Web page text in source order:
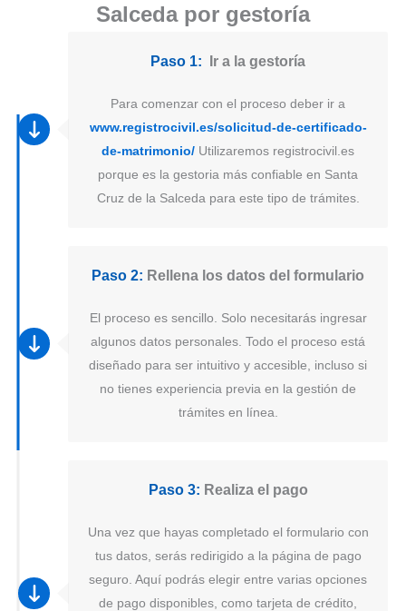
Salceda por gestoría
Paso 1: Ir a la gestoría
Para comenzar con el proceso deber ir a
www.registrocivil.es/solicitud-de-certificado-
de-matrimonio/ Utilizaremos registrocivil.es
porque es la gestoria más confiable en Santa
Cruz de la Salceda para este tipo de trámites.
Paso 2: Rellena los datos del formulario
El proceso es sencillo. Solo necesitarás ingresar
algunos datos personales. Todo el proceso está
diseñado para ser intuitivo y accesible, incluso si
no tienes experiencia previa en la gestión de
trámites en línea.
Paso 3: Realiza el pago
Una vez que hayas completado el formulario con
tus datos, serás redirigido a la página de pago
seguro. Aquí podrás elegir entre varias opciones
de pago disponibles, como tarjeta de crédito,